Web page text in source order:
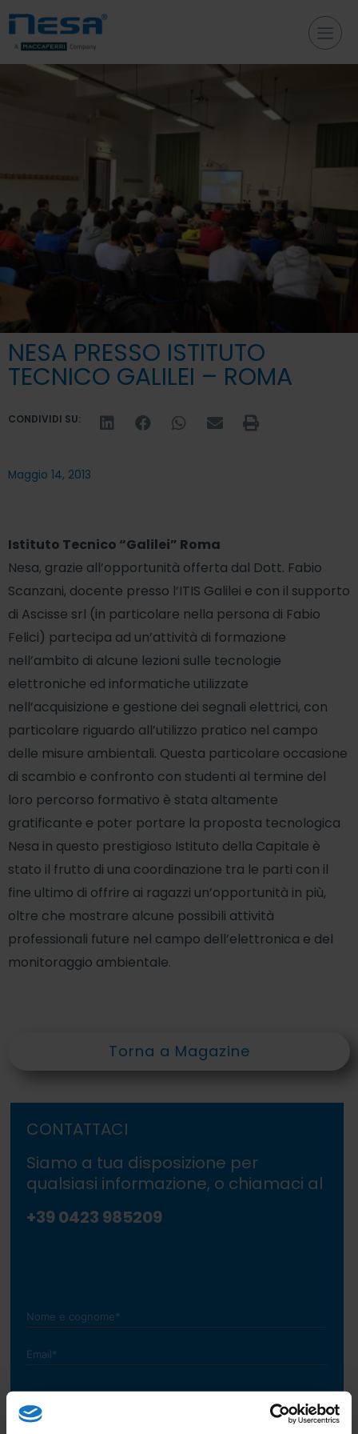
NESA PRESSO ISTITUTO
TECNICO GALILEI – ROMA
CONDIVIDI SU:
Maggio 14, 2013
Istituto Tecnico “Galilei” Roma
Nesa, grazie all’opportunità offerta dal Dott. Fabio
Scanzani, docente presso l’ITIS Galilei e con il supporto
di Ascisse srl (in particolare nella persona di Fabio
Felici) partecipa ad un’attività di formazione
nell’ambito di alcune lezioni sulle tecnologie
elettroniche ed informatiche utilizzate
nell’acquisizione e gestione dei segnali elettrici, con
particolare riguardo all’utilizzo pratico nel campo
delle misure ambientali. Questa particolare occasione
di scambio e confronto con studenti al termine del
loro percorso formativo è stata altamente
gratificante e poter portare la proposta tecnologica
Nesa in questo prestigioso Istituto della Capitale è
stato il frutto di una coordinazione tra le parti con il
fine ultimo di offrire ai ragazzi un’opportunità in più,
oltre che mostrare alcune possibili attività
professionali future nel campo dell’elettronica e del
monitoraggio ambientale.
Torna a Magazine
CONTATTACI
Siamo a tua disposizione per
qualsiasi informazione, o chiamaci al
+39 0423 985209